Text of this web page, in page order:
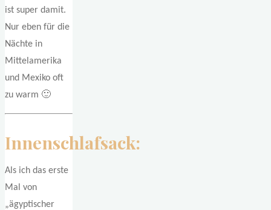
ist super damit.
Nur eben für die
Nächte in
Mittelamerika
und Mexiko oft
zu warm 🙂
Innenschlafsack:
Als ich das erste
Mal von
„ägyptischer